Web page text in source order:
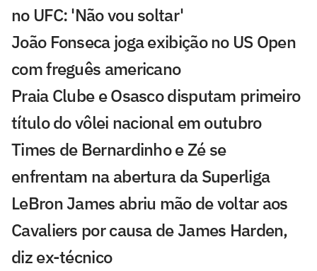
no UFC: 'Não vou soltar'
João Fonseca joga exibição no US Open
com freguês americano
Praia Clube e Osasco disputam primeiro
título do vôlei nacional em outubro
Times de Bernardinho e Zé se
enfrentam na abertura da Superliga
LeBron James abriu mão de voltar aos
Cavaliers por causa de James Harden,
diz ex-técnico